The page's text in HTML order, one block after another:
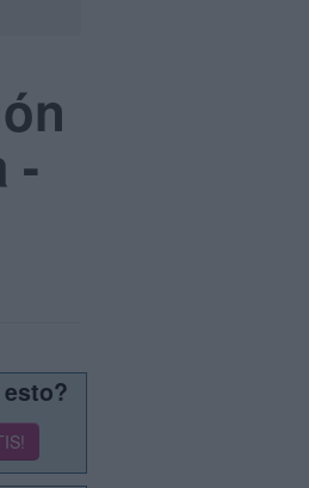
-